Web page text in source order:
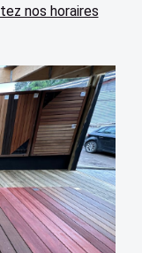
nos horaires